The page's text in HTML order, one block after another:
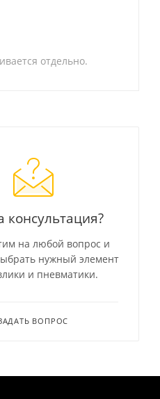
отдельно.
консультация?
на любой вопрос и
нужный элемент
и пневматики.
ВОПРОС